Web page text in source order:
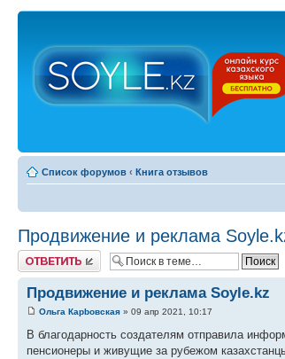
Список форумов ‹ Книга отзывов
Продвижение и реклама
Ответить
Продвижение и реклама Soyle.kz
Ольга Карbовская » 09 апр 2021, 10:17
В благодарность создателям отправила
пенсионеры и живущие за рубежом